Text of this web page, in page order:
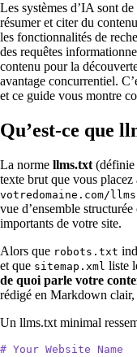
Les systèmes d’IA sont
résumer et citer du
les fonctionnalités de
des requêtes
contenu pour la
avantage concurrentiel.
et ce guide vous montre
Qu’est-ce que
La norme llms.txt (définie
texte brut que vous
votredomaine.com/
vue d’ensemble
importants de votre site.
Alors que robots.txt
et que sitemap.xml liste
de quoi parle votre
rédigé en Markdown
Un llms.txt minimal
# Your Website Name